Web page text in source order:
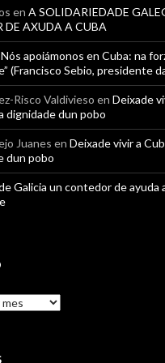
en A SOLIDARIEDADE
DE AXUDA A CUBA
apoiámonos en Cuba: na
(Francisco Sebio, presidente
Risco Valdivieso en Deixade
dignidade dun pobo
Juanes en Deixade vivir a
dun pobo
Galicia un contedor de ayuda